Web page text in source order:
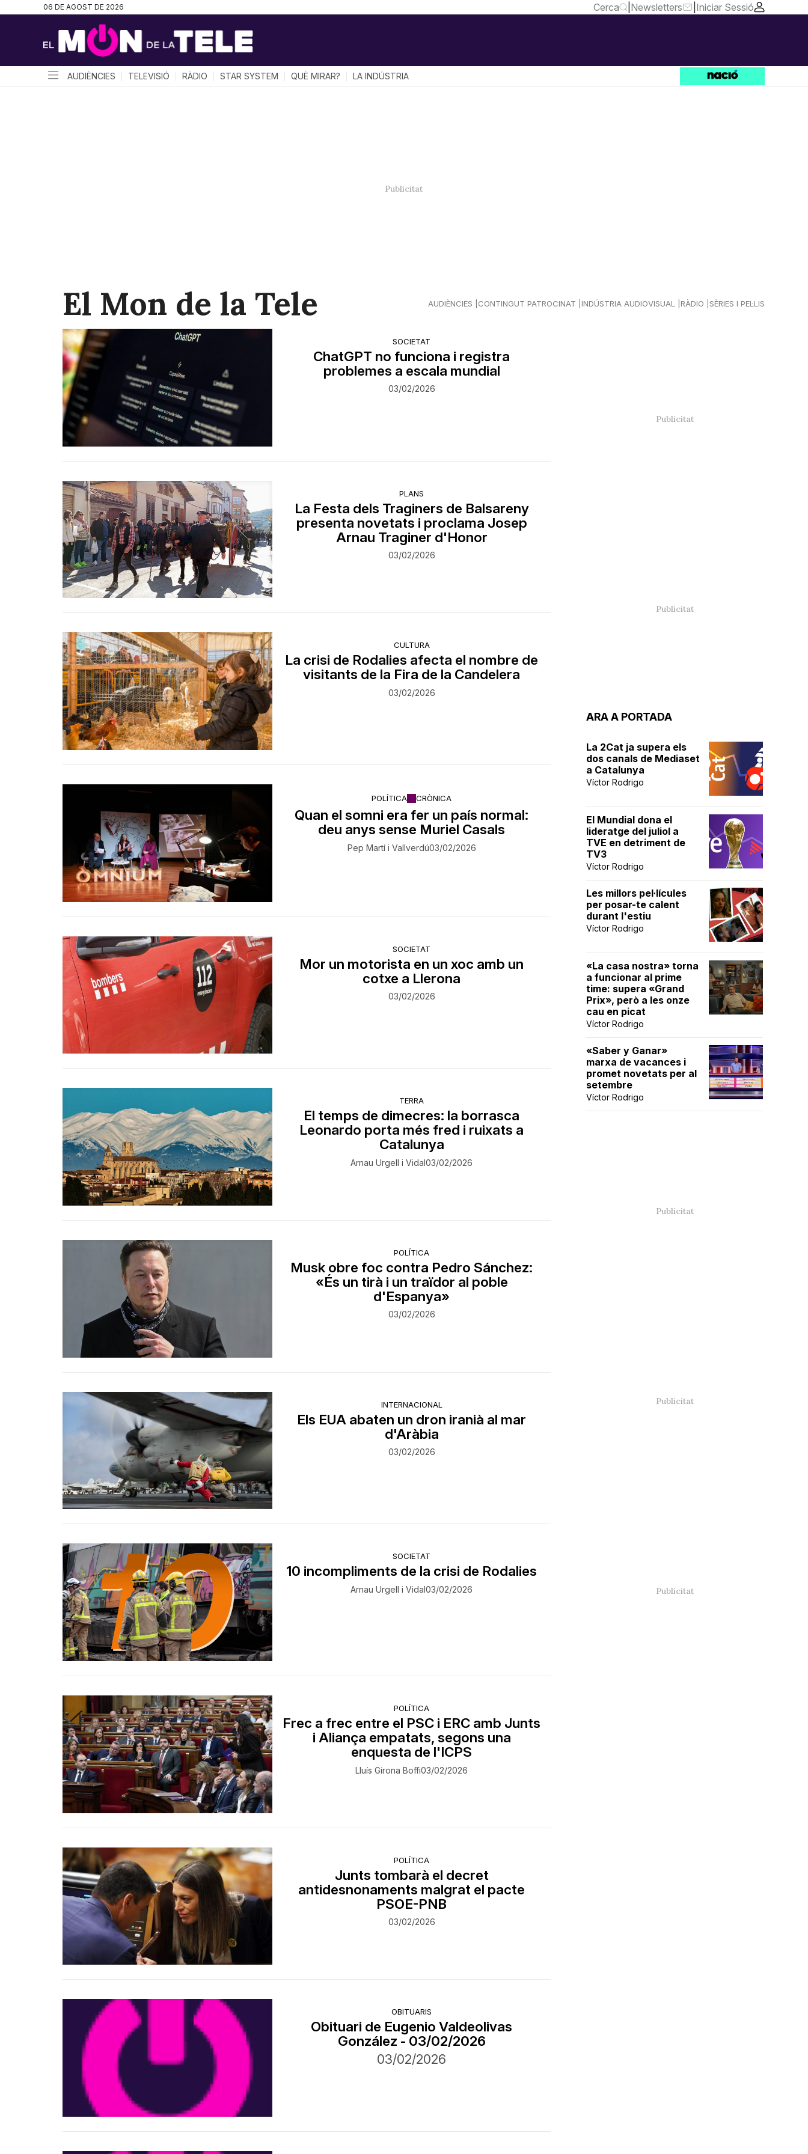
06 DE AGOST DE 2026 Cerca Newsletters Iniciar Sessió
AUDIÈNCIES TELEVISIÓ RÀDIO STAR SYSTEM QUÈ MIRAR? LA INDÚSTRIA
El Mon de la Tele AUDIÈNCIES CONTINGUT PATROCINAT INDÚSTRIA AUDIOVISUAL RÀDIO SÈRIES I PEL·LIS
SOCIETAT
ChatGPT no funciona i registra
problemes a escala mundial
03/02/2026
PLANS
La Festa dels Traginers de Balsareny
presenta novetats i proclama Josep
Arnau Traginer d'Honor
03/02/2026
CULTURA
La crisi de Rodalies afecta el nombre de
visitants de la Fira de la Candelera
03/02/2026
POLÍTICA CRÒNICA
Quan el somni era fer un país normal:
deu anys sense Muriel Casals
Pep Martí i Vallverdú03/02/2026
SOCIETAT
Mor un motorista en un xoc amb un
cotxe a Llerona
03/02/2026
TERRA
El temps de dimecres: la borrasca
Leonardo porta més fred i ruixats a
Catalunya
Arnau Urgell i Vidal03/02/2026
POLÍTICA
Musk obre foc contra Pedro Sánchez:
«És un tirà i un traïdor al poble
d'Espanya»
03/02/2026
INTERNACIONAL
Els EUA abaten un dron iranià al mar
d'Aràbia
03/02/2026
SOCIETAT
10 incompliments de la crisi de Rodalies
Arnau Urgell i Vidal03/02/2026
POLÍTICA
Frec a frec entre el PSC i ERC amb Junts
i Aliança empatats, segons una
enquesta de l'ICPS
Lluís Girona Boffi03/02/2026
POLÍTICA
Junts tombarà el decret
antidesnonaments malgrat el pacte
PSOE-PNB
03/02/2026
OBITUARIS
Obituari de Eugenio Valdeolivas
González - 03/02/2026
03/02/2026
ARA A PORTADA
La 2Cat ja supera els
dos canals de Mediaset
a Catalunya
Víctor Rodrigo
El Mundial dona el
lideratge del juliol a
TVE en detriment de
TV3
Víctor Rodrigo
Les millors pel·lícules
per posar-te calent
durant l'estiu
Víctor Rodrigo
«La casa nostra» torna
a funcionar al prime
time: supera «Grand
Prix», però a les onze
cau en picat
Víctor Rodrigo
«Saber y Ganar»
marxa de vacances i
promet novetats per al
setembre
Víctor Rodrigo